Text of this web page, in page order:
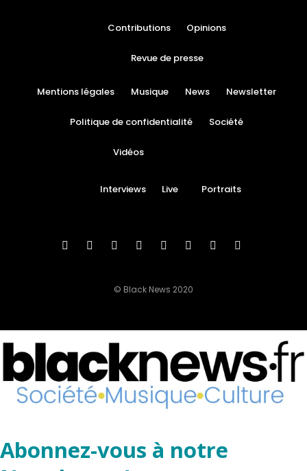
Contributions Opinions
Revue de presse
Mentions légales Musique News Newsletter
Politique de confidentialité Société
Vidéos
Interviews Live Portraits
© Black News 2020
Abonnez-vous à notre